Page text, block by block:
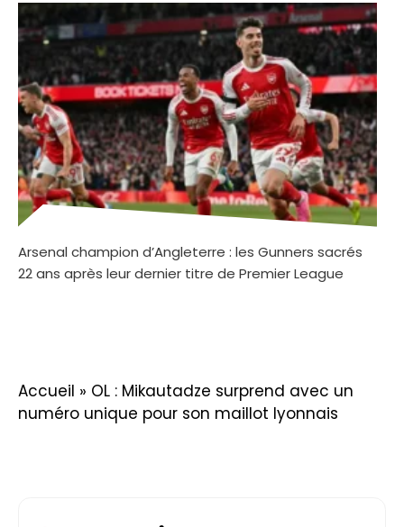
Arsenal champion d’Angleterre : les Gunners sacrés
22 ans après leur dernier titre de Premier League
Accueil » OL : Mikautadze surprend avec un
numéro unique pour son maillot lyonnais